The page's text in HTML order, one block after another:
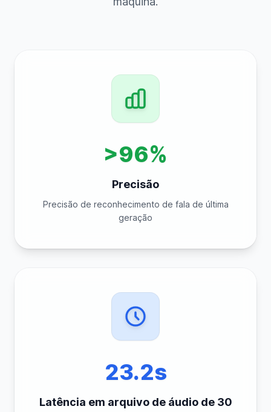
>96%
Precisão
Precisão de reconhecimento de fala de última
geração
23.2s
Latência em arquivo de áudio de 30